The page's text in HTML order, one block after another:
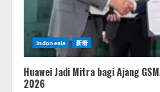
Indonesia 新着
Huawei Jadi Mitra bagi Ajang
2026